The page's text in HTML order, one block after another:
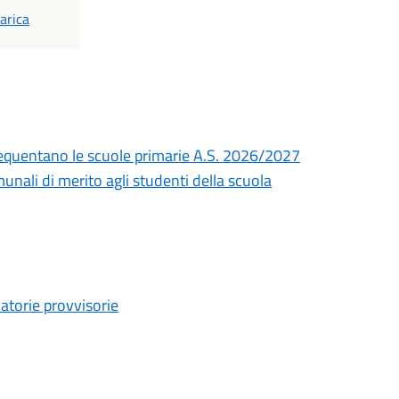
le scuole primarie A.S. 2026/2027
di merito agli studenti della scuola
provvisorie